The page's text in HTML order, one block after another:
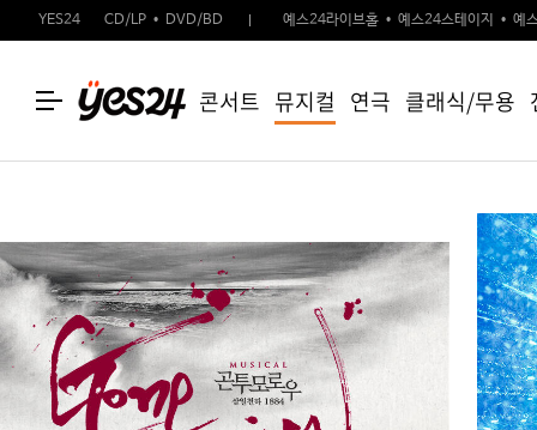
YES24 CD/LP DVD/BD 예스24라이브홀 예스24스테이지 예
콘서트 뮤지컬 연극 클래식/무용